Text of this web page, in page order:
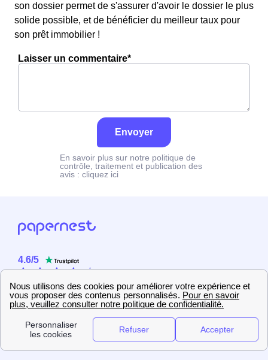
son dossier permet de s'assurer d'avoir le dossier le plus
solide possible, et de bénéficier du meilleur taux pour
son prêt immobilier !
Laisser un commentaire*
Envoyer
En savoir plus sur notre politique de
contrôle, traitement et publication des
avis : cliquez ici
4.6/5
2358 utilisateurs